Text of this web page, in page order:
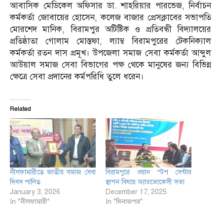
আবাসিক মেডিকেল অফিসার ডা. শাহরিয়ার পারভেজ, নির্বাচন
কর্মকর্তা জোবায়ের হোসেন, কলেজ বাজার প্রেসক্লাবের সভাপতি
মোরশেদ মানিক, বিরামপুর অটিষ্টিক ও প্রতিবন্ধী বিদ্যালয়ের
প্রতিষ্ঠাতা গোলাম মোস্তফা, ল্যাম্ব বিরামপুরের টেকনিক্যাল
কর্মকর্তা রতন দাস প্রমূখ। উপজেলা সমাজ সেবা কর্মকর্তা আব্দুল
আউয়াল সমাজ সেবা বিভাগের পক্ষ থেকে মানুষের জন্য বিভিন্ন
ক্ষেত্রে সেবা প্রদানের কর্মপরিধি তুলে ধরেন।
Related
নীলফামারীতে জাতীয় সমাজ সেবা
দিবস পালিত
January 3, 2026
In "নীলফামারী"
বিরামপুরে ওয়ান স্টপ সেন্টার
স্থাপন বিষয়ে অ্যাডভোকেসী সভা
December 17, 2025
In "দিনাজপুর"